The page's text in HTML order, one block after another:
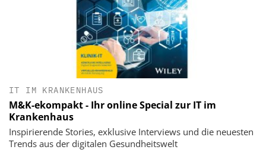
IT IM KRANKENHAUS
M&K-ekompakt - Ihr online Special zur IT im
Krankenhaus
Inspirierende Stories, exklusive Interviews und die neuesten
Trends aus der digitalen Gesundheitswelt